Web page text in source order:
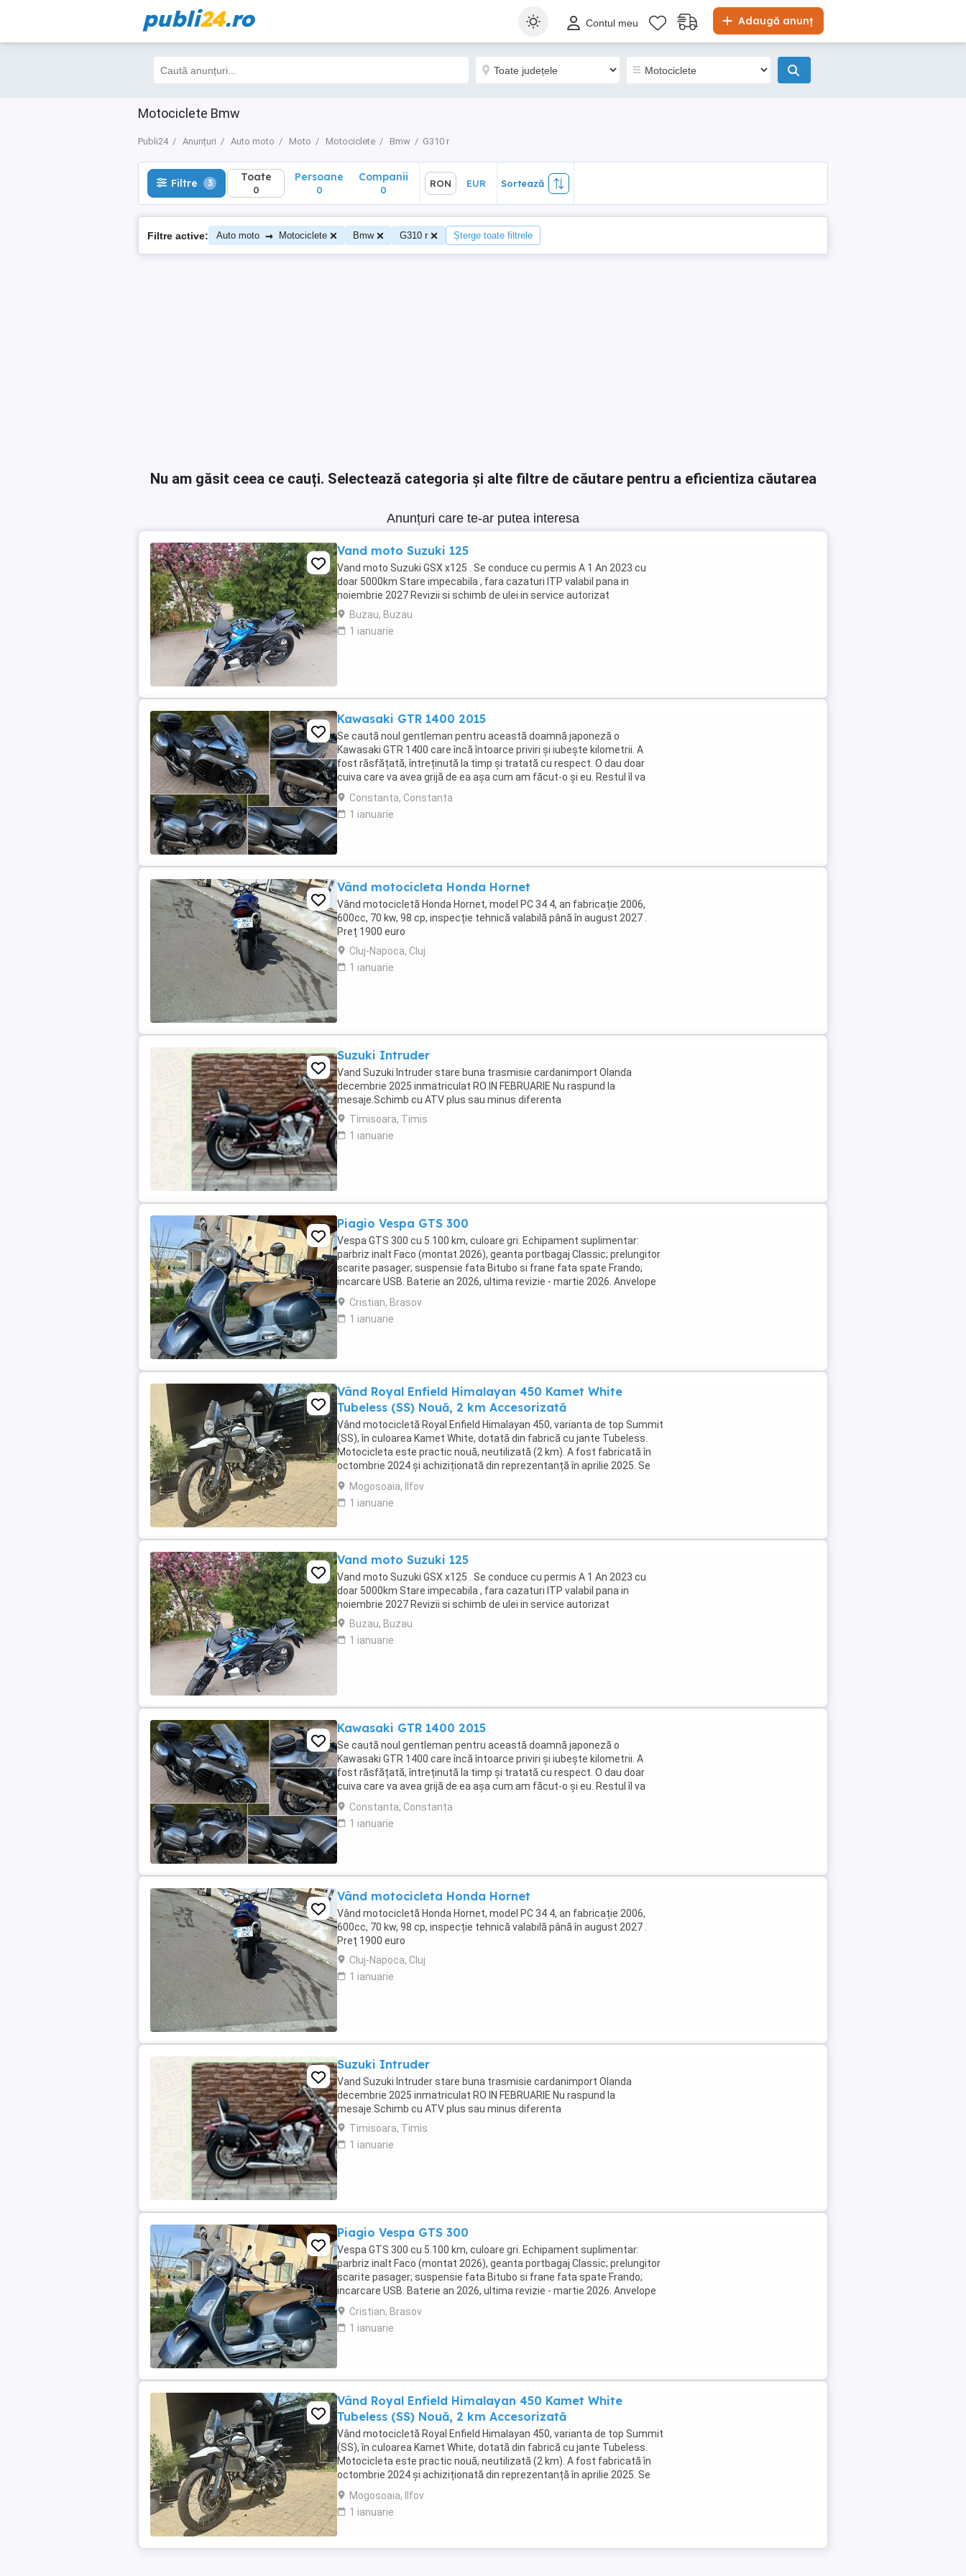
publi24.ro Adaugă anunț
Contul meu
Motociclete Bmw
Publi24 Anunțuri Auto moto Moto Motociclete Bmw G310 r
Filtre 3 Toate
0
Sortează
Filtre 3 Toate
0
Persoane
0
Companii
0
RON EUR Sortează
Filtre active: Auto moto → Motociclete Bmw G310 r Șterge toate filtrele
Nu am găsit ceea ce cauți. Selectează categoria și alte filtre de căutare pentru a eficientiza căutarea
Anunțuri care te-ar putea interesa
Vand moto Suzuki 125
Vand moto Suzuki GSX x125 . Se conduce cu permis A 1 An 2023 cu
doar 5000km Stare impecabila , fara cazaturi ITP valabil pana in
noiembrie 2027 Revizii si schimb de ulei in service autorizat
Buzau, Buzau
1 ianuarie
Kawasaki GTR 1400 2015
Se caută noul gentleman pentru această doamnă japoneză o
Kawasaki GTR 1400 care încă întoarce priviri și iubește kilometrii. A
fost răsfățată, întreținută la timp și tratată cu respect. O dau doar
cuiva care va avea grijă de ea așa cum am făcut-o și eu. Restul îl va
convinge ea la prima cheie. Vă ...
Constanta, Constanta
1 ianuarie
Vând motocicleta Honda Hornet
Vând motocicletă Honda Hornet, model PC 34 4, an fabricație 2006,
600cc, 70 kw, 98 cp, inspecție tehnică valabilă până în august 2027 .
Preț 1900 euro
Cluj-Napoca, Cluj
1 ianuarie
Suzuki Intruder
Vand Suzuki Intruder stare buna trasmisie cardanimport Olanda
decembrie 2025 inmatriculat RO IN FEBRUARIE Nu raspund la
mesaje.Schimb cu ATV plus sau minus diferenta
Timisoara, Timis
1 ianuarie
Piagio Vespa GTS 300
Vespa GTS 300 cu 5.100 km, culoare gri. Echipament suplimentar:
parbriz inalt Faco (montat 2026), geanta portbagaj Classic; prelungitor
scarite pasager; suspensie fata Bitubo si frane fata spate Frando;
incarcare USB. Baterie an 2026, ultima revizie - martie 2026. Anvelope
2024. Itp valabil pana in ...
Cristian, Brasov
1 ianuarie
Vând Royal Enfield Himalayan 450 Kamet White
Tubeless (SS) Nouă, 2 km Accesorizată
Vând motocicletă Royal Enfield Himalayan 450, varianta de top Summit
(SS), în culoarea Kamet White, dotată din fabrică cu jante Tubeless.
Motocicleta este practic nouă, neutilizată (2 km). A fost fabricată în
octombrie 2024 și achiziționată din reprezentanță în aprilie 2025. Se
află în stare absolut ...
Mogosoaia, Ilfov
1 ianuarie
Vand moto Suzuki 125
Vand moto Suzuki GSX x125 . Se conduce cu permis A 1 An 2023 cu
doar 5000km Stare impecabila , fara cazaturi ITP valabil pana in
noiembrie 2027 Revizii si schimb de ulei in service autorizat
Buzau, Buzau
1 ianuarie
Kawasaki GTR 1400 2015
Se caută noul gentleman pentru această doamnă japoneză o
Kawasaki GTR 1400 care încă întoarce priviri și iubește kilometrii. A
fost răsfățată, întreținută la timp și tratată cu respect. O dau doar
cuiva care va avea grijă de ea așa cum am făcut-o și eu. Restul îl va
convinge ea la prima cheie. Vă ...
Constanta, Constanta
1 ianuarie
Vând motocicleta Honda Hornet
Vând motocicletă Honda Hornet, model PC 34 4, an fabricație 2006,
600cc, 70 kw, 98 cp, inspecție tehnică valabilă până în august 2027 .
Preț 1900 euro
Cluj-Napoca, Cluj
1 ianuarie
Suzuki Intruder
Vand Suzuki Intruder stare buna trasmisie cardanimport Olanda
decembrie 2025 inmatriculat RO IN FEBRUARIE Nu raspund la
mesaje.Schimb cu ATV plus sau minus diferenta
Timisoara, Timis
1 ianuarie
Piagio Vespa GTS 300
Vespa GTS 300 cu 5.100 km, culoare gri. Echipament suplimentar:
parbriz inalt Faco (montat 2026), geanta portbagaj Classic; prelungitor
scarite pasager; suspensie fata Bitubo si frane fata spate Frando;
incarcare USB. Baterie an 2026, ultima revizie - martie 2026. Anvelope
2024. Itp valabil pana in ...
Cristian, Brasov
1 ianuarie
Vând Royal Enfield Himalayan 450 Kamet White
Tubeless (SS) Nouă, 2 km Accesorizată
Vând motocicletă Royal Enfield Himalayan 450, varianta de top Summit
(SS), în culoarea Kamet White, dotată din fabrică cu jante Tubeless.
Motocicleta este practic nouă, neutilizată (2 km). A fost fabricată în
octombrie 2024 și achiziționată din reprezentanță în aprilie 2025. Se
află în stare absolut ...
Mogosoaia, Ilfov
1 ianuarie